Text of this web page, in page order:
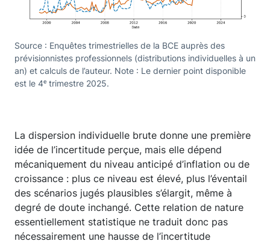
Source : Enquêtes trimestrielles de la BCE auprès des
prévisionnistes professionnels (distributions individuelles à un
an) et calculs de l’auteur. Note : Le dernier point disponible
est le 4ᵉ trimestre 2025.
La dispersion individuelle brute donne une première
idée de l’incertitude perçue, mais elle dépend
mécaniquement du niveau anticipé d’inflation ou de
croissance : plus ce niveau est élevé, plus l’éventail
des scénarios jugés plausibles s’élargit, même à
degré de doute inchangé. Cette relation de nature
essentiellement statistique ne traduit donc pas
nécessairement une hausse de l’incertitude